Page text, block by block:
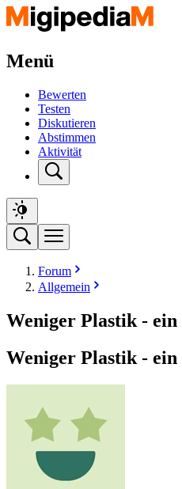
Menü
Bewerten
Testen
Diskutieren
Abstimmen
Aktivität
Forum
Allgemein
Weniger Plastik -
Weniger Plastik -